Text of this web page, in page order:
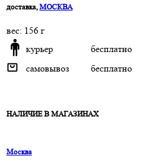
доставка, МОСКВА
веc: 156 г
курьер
бесплатно
самовывоз
бесплатно
НАЛИЧИЕ В МАГАЗИНАХ
Москва